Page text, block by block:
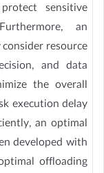
sensitive
an
resource
and data
the overall
execution delay
an optimal
developed with
offloading